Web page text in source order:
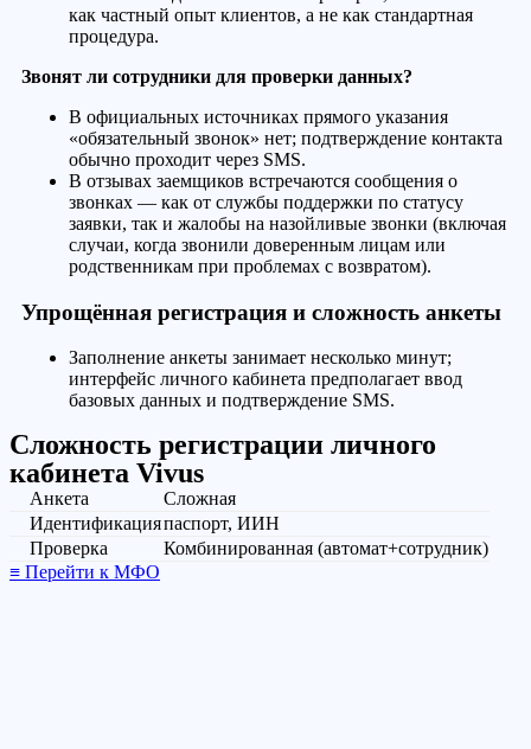
как частный опыт клиентов, а не как стандартная
процедура.
Звонят ли сотрудники для проверки данных?
В официальных источниках прямого указания
«обязательный звонок» нет; подтверждение контакта
обычно проходит через SMS.
В отзывах заемщиков встречаются сообщения о
звонках — как от службы поддержки по статусу
заявки, так и жалобы на назойливые звонки (включая
случаи, когда звонили доверенным лицам или
родственникам при проблемах с возвратом).
Упрощённая регистрация и сложность анкеты
Заполнение анкеты занимает несколько минут;
интерфейс личного кабинета предполагает ввод
базовых данных и подтверждение SMS.
Сложность регистрации личного
кабинета Vivus
Анкета
Сложная
Идентификацияпаспорт, ИИН
Проверка
Комбинированная (автомат+сотрудник)
≡ Перейти к МФО